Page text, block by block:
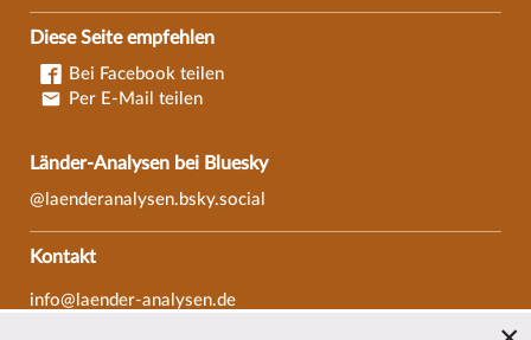
Diese Seite empfehlen
Bei Facebook teilen
Per E-Mail teilen
Länder-Analysen bei Bluesky
@laenderanalysen.bsky.social
Kontakt
info@laender-analysen.de